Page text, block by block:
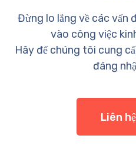
Đừng lo lắng về các vấn
vào công việc
Hãy để chúng tôi cung
đáng
Liên